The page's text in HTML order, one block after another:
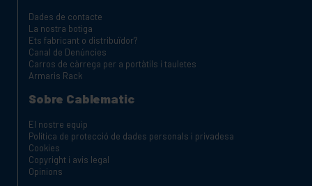
Dades de contacte
La nostra botiga
Ets fabricant o distribuïdor?
Canal de Denúncies
Carros de càrrega per a portàtils i tauletes
Armaris Rack
Sobre Cablematic
El nostre equip
Política de protecció de dades personals i privadesa
Cookies
Copyright i avis legal
Opinions